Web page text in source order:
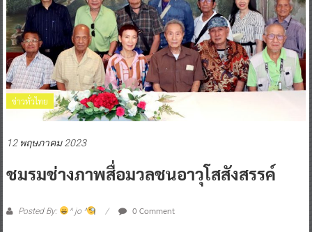
ข่าวทั่วไทย
12 พฤษภาคม 2023
ชมรมช่างภาพสื่อมวลชนอาวุโสสังสรรค์
Posted By: ^ jo ^ 0 Comment